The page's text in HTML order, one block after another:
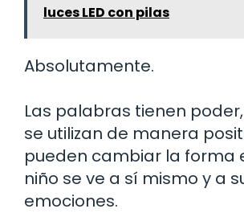
luces LED con pilas
Absolutamente.
Las palabras tienen
se utilizan de manera
pueden cambiar la forma
niño se ve a sí mismo y a
emociones.